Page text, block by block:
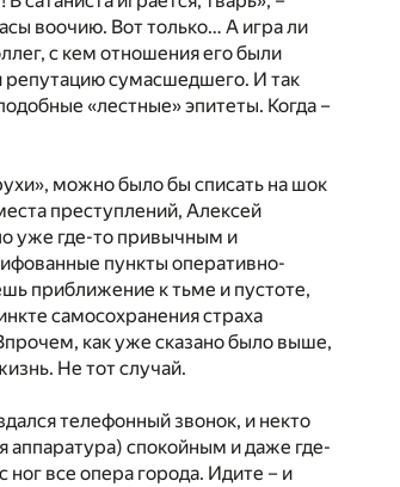
воочию. Вот только… А игра ли
с кем отношения его были
репутацию сумасшедшего. И так
«лестные» эпитеты. Когда –
можно было бы списать на шок
преступлений, Алексей
уже где-то привычным и
пункты оперативно-
приближение к тьме и пустоте,
самосохранения страха
как уже сказано было выше,
Не тот случай.
телефонный звонок, и некто
аппаратура) спокойным и даже где-
ног все опера города. Идите – и